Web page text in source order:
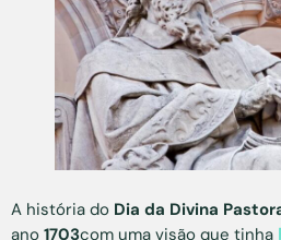
A história do Dia da Divina
ano 1703com uma visão que tinha